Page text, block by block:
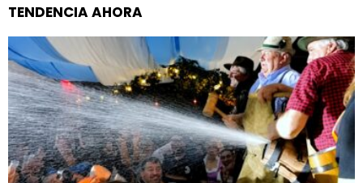
TENDENCIA AHORA